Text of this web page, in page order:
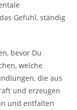
Gefühl, ständig
bevor Du
welche
die aus
und erzeugen
und entfalten